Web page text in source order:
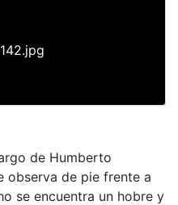
de Humberto
observa de pie frente a
se encuentra un hobre y